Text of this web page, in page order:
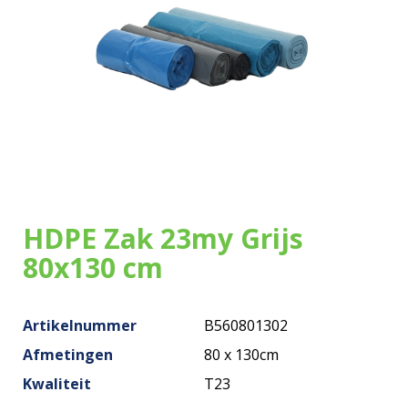
Merken
Duurzaamheid
Contact
HDPE Zak 23my Grijs
80x130 cm
Artikelnummer
B560801302
Afmetingen
80 x 130cm
Kwaliteit
T23